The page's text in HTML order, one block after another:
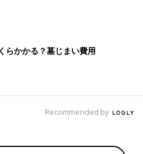
らかかる？墓じまい費用
Recommended by